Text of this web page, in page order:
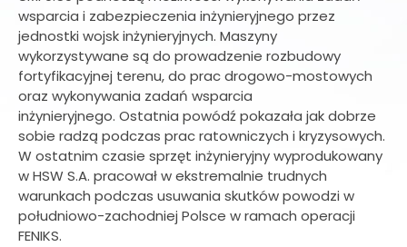
wsparcia i zabezpieczenia inżynieryjnego przez
jednostki wojsk inżynieryjnych. Maszyny
wykorzystywane są do prowadzenie rozbudowy
fortyfikacyjnej terenu, do prac drogowo-mostowych
oraz wykonywania zadań wsparcia
inżynieryjnego. Ostatnia powódź pokazała jak dobrze
sobie radzą podczas prac ratowniczych i kryzysowych.
W ostatnim czasie sprzęt inżynieryjny wyprodukowany
w HSW S.A. pracował w ekstremalnie trudnych
warunkach podczas usuwania skutków powodzi w
południowo-zachodniej Polsce w ramach operacji
FENIKS.